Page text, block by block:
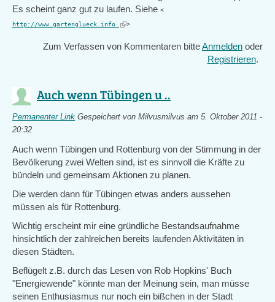
Es scheint ganz gut zu laufen. Siehe <
http://www.gartenglueck.info
(link
external)
>
Zum Verfassen von Kommentaren bitteAnmelden oder
Registrieren.
Auch wenn Tübingen u ..
Permanenter Link Gespeichert von Milvusmilvus am 5. Oktober 2011 -
20:32
Auch wenn Tübingen und Rottenburg von der Stimmung in der
Bevölkerung zwei Welten sind, ist es sinnvoll die Kräfte zu
bündeln und gemeinsam Aktionen zu planen.
Die werden dann für Tübingen etwas anders aussehen
müssen als für Rottenburg.
Wichtig erscheint mir eine gründliche Bestandsaufnahme
hinsichtlich der zahlreichen bereits laufenden Aktivitäten in
diesen Städten.
Beflügelt z.B. durch das Lesen von Rob Hopkins' Buch
"Energiewende" könnte man der Meinung sein, man müsse
seinen Enthusiasmus nur noch ein bißchen in der Stadt